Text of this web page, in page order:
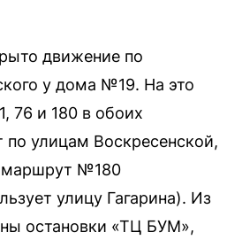
движение по
у дома №19. На это
76 и 180 в обоих
по улицам Воскресенской,
№180
улицу Гагарина). Из
остановки «ТЦ БУМ»,